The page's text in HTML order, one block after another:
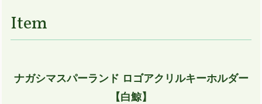
Item
ナガシマスパーランド ロゴアクリルキーホルダー
【白鯨】